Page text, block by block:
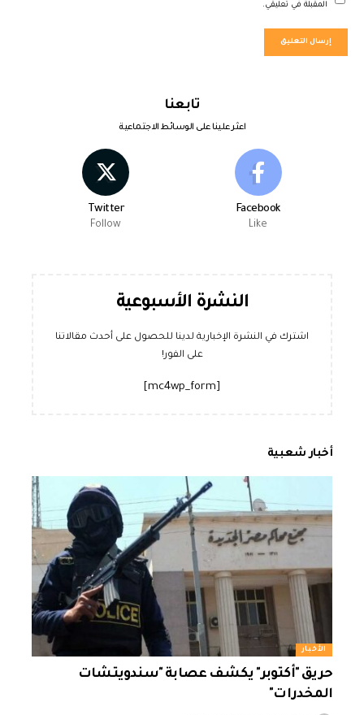
المقبلة في تعليقي.
تابعنا
اعثر علينا على الوسائط الاجتماعية
Facebook
Like
Twitter
Follow
النشرة الأسبوعية
اشترك في النشرة الإخبارية لدينا للحصول على أحدث مقالاتنا
على الفور!
[mc4wp_form]
أخبار شعبية
الأخبار
حريق "أكتوبر" يكشف عصابة "سندويتشات
المخدرات"